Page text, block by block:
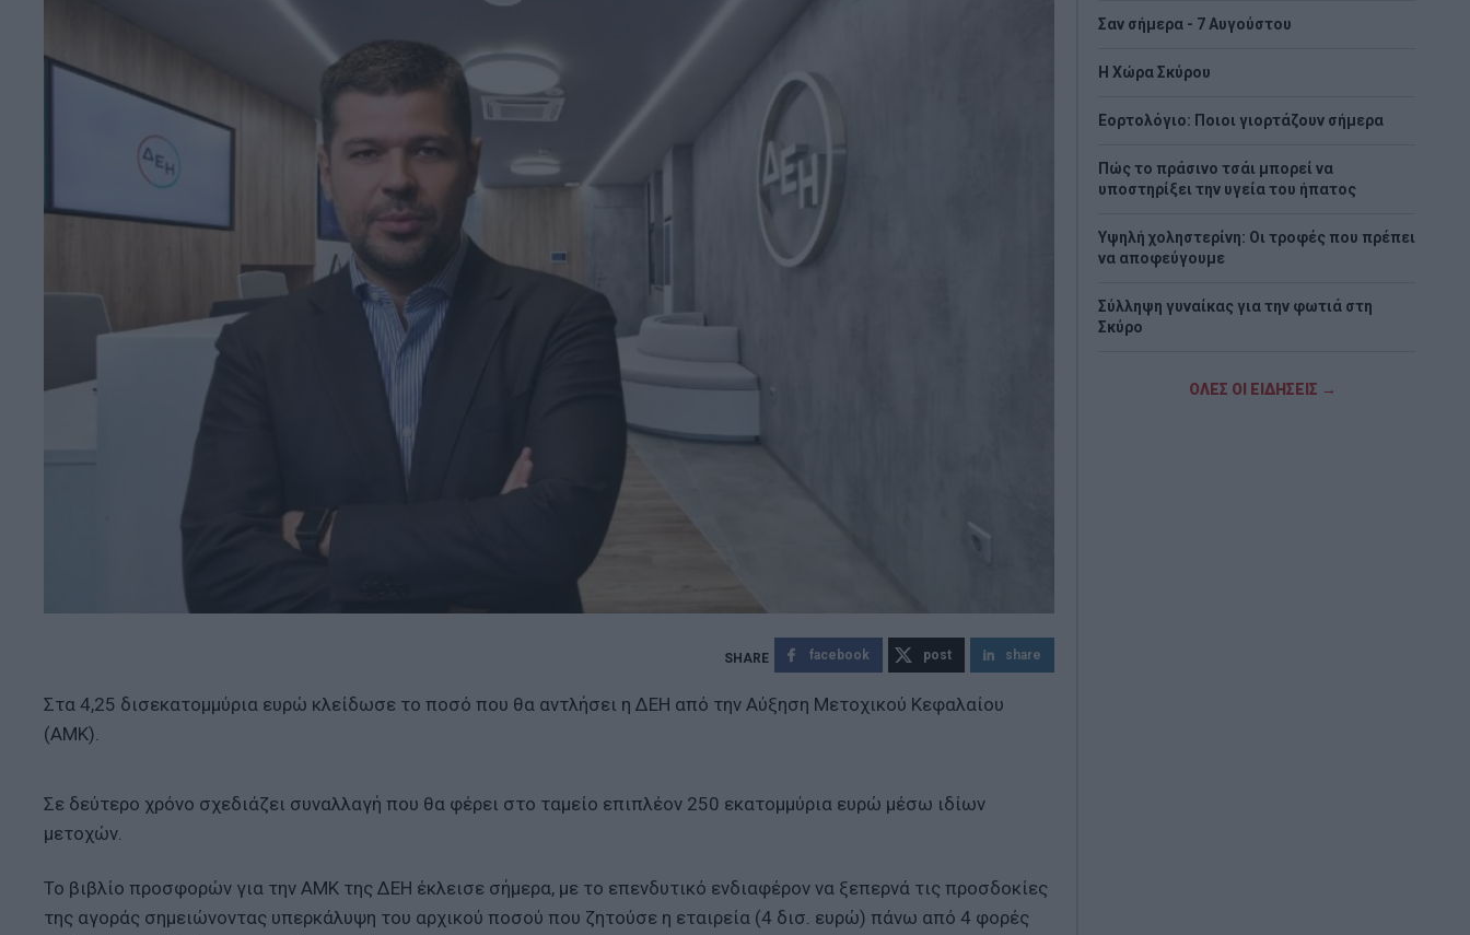
facebook post share
Στα 4,25 δισεκατομμύρια ευρώ κλείδωσε το ποσό που θα αντλήσει η ΔΕΗ από την Αύξηση Μετοχικού Κεφαλαίου
(ΑΜΚ).
Σε δεύτερο χρόνο σχεδιάζει συναλλαγή που θα φέρει στο ταμείο επιπλέον 250 εκατομμύρια ευρώ μέσω ιδίων
μετοχών.
Το βιβλίο προσφορών για την ΑΜΚ της ΔΕΗ έκλεισε σήμερα, με το επενδυτικό ενδιαφέρον να ξεπερνά τις προσδοκίες
της αγοράς σημειώνοντας υπερκάλυψη του αρχικού ποσού που ζητούσε η εταιρεία (4 δισ. ευρώ) πάνω από 4 φορές
Σαν σήμερα - 7 Αυγούστου
Η Χώρα Σκύρου
Εορτολόγιο: Ποιοι γιορτάζουν σήμερα
Πώς το πράσινο τσάι μπορεί να
υποστηρίξει την υγεία του ήπατος
Υψηλή χοληστερίνη: Οι τροφές που πρέπει
να αποφεύγουμε
Σύλληψη γυναίκας για την φωτιά στη
Σκύρο
ναυτικός που τραυματίστηκε κατά τη
ΟΛΕΣ ΟΙ ΕΙΔΗΣΕΙΣ →